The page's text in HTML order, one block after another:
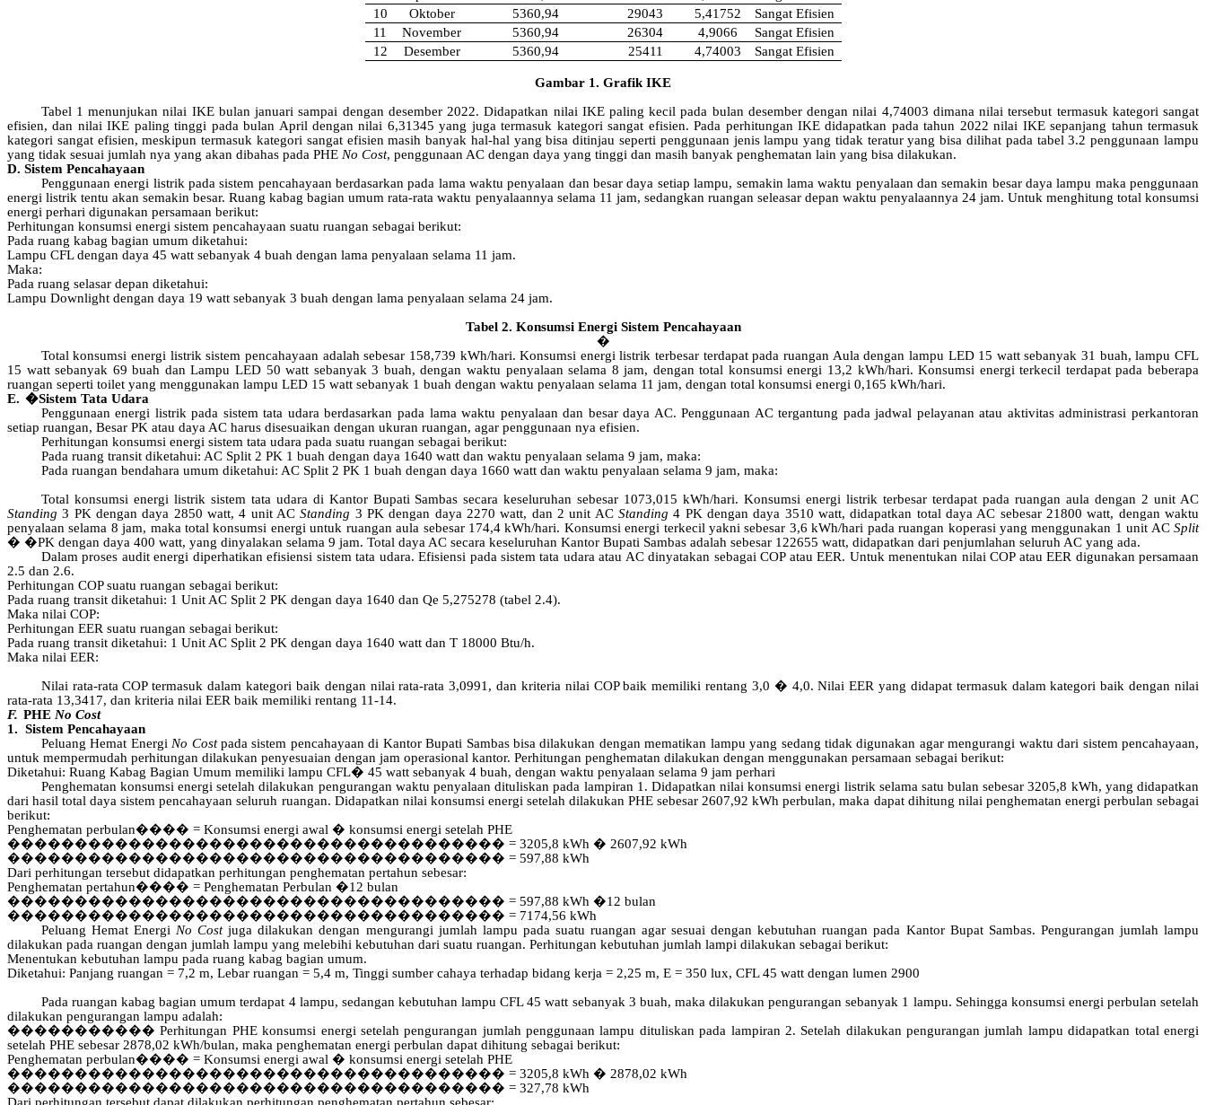
10
Oktober 5360,94 29043 5,41752 Sangat Efisien
11
November 5360,94 26304 4,9066 Sangat Efisien
12
Desember 5360,94 25411 4,74003 Sangat Efisien
Gambar 1. Grafik IKE
Tabel 1 menunjukan nilai IKE bulan januari sampai dengan desember 2022. Didapatkan nilai IKE paling kecil pada bulan desember dengan nilai 4,74003 dimana nilai tersebut termasuk kategori sangat
efisien, dan nilai IKE paling tinggi pada bulan April dengan nilai 6,31345 yang juga termasuk kategori sangat efisien. Pada perhitungan IKE didapatkan pada tahun 2022 nilai IKE sepanjang tahun termasuk
kategori sangat efisien, meskipun termasuk kategori sangat efisien masih banyak hal-hal yang bisa ditinjau seperti penggunaan jenis lampu yang tidak teratur yang bisa dilihat pada tabel 3.2 penggunaan lampu
yang tidak sesuai jumlah nya yang akan dibahas pada PHE No Cost, penggunaan AC dengan daya yang tinggi dan masih banyak penghematan lain yang bisa dilakukan.
D. Sistem Pencahayaan
Penggunaan energi listrik padasistem pencahayaan berdasarkan pada lamawaktu penyalaan danbesar daya setiaplampu, semakin lamawaktu penyalaan dansemakin besardayalampu maka penggunaan
energi listrik tentu akan semakin besar. Ruangkabag bagian umum rata-ratawaktu penyalaannya selama 11 jam, sedangkan ruangan seleasar depan waktu penyalaannya 24 jam.Untuk menghitung totalkonsumsi
energi perhari digunakan persamaan berikut:
Perhitungan konsumsi energi sistem pencahayaan suatu ruangan sebagai berikut:
Pada ruang kabag bagian umum diketahui:
Lampu CFL dengan daya 45 watt sebanyak 4 buah dengan lama penyalaan selama 11 jam.
Maka:
Pada ruang selasar depan diketahui:
Lampu Downlight dengan daya 19 watt sebanyak 3 buah dengan lama penyalaan selama 24 jam.
Tabel 2. Konsumsi Energi Sistem Pencahayaan
�
Total konsumsi energi listrik sistem pencahayaan adalah sebesar 158,739 kWh/hari. Konsumsi energi listrik terbesar terdapat pada ruangan Aula dengan lampu LED 15 watt sebanyak 31 buah, lampu CFL
15 watt sebanyak 69 buah dan Lampu LED 50 watt sebanyak 3 buah, dengan waktu penyalaan selama 8 jam, dengan total konsumsi energi 13,2 kWh/hari. Konsumsi energi terkecil terdapat pada beberapa
ruangan seperti toilet yang menggunakan lampu LED 15 watt sebanyak 1 buah dengan waktu penyalaan selama 11 jam, dengan total konsumsi energi 0,165 kWh/hari.
E. �Sistem Tata Udara
Penggunaan energi listrik pada sistem tata udara berdasarkan pada lama waktu penyalaan dan besar daya AC. Penggunaan AC tergantung pada jadwal pelayanan atau aktivitas administrasi perkantoran
setiap ruangan, Besar PK atau daya AC harus disesuaikan dengan ukuran ruangan, agar penggunaan nya efisien.
Perhitungan konsumsi energi sistem tata udara pada suatu ruangan sebagai berikut:
Pada ruang transit diketahui: AC Split 2 PK 1 buah dengan daya 1640 watt dan waktu penyalaan selama 9 jam, maka:
Pada ruangan bendahara umum diketahui: AC Split 2 PK 1 buah dengan daya 1660 watt dan waktu penyalaan selama 9 jam, maka:
Total konsumsi energi listrik sistem tata udara di Kantor Bupati Sambas secara keseluruhan sebesar 1073,015 kWh/hari. Konsumsi energi listrik terbesar terdapat pada ruangan aula dengan 2 unit AC
Standing 3 PK dengan daya 2850 watt, 4 unit ACStanding 3 PK dengan daya 2270 watt, dan 2 unit ACStanding 4 PK dengan daya 3510 watt, didapatkan total daya AC sebesar 21800 watt, dengan waktu
penyalaan selama 8 jam, maka total konsumsi energi untuk ruangan aula sebesar 174,4 kWh/hari. Konsumsi energi terkecil yakni sebesar 3,6 kWh/hari pada ruangan koperasi yang menggunakan 1 unit AC Split
� �PK dengan daya 400 watt, yang dinyalakan selama 9 jam. Total daya AC secara keseluruhan Kantor Bupati Sambas adalah sebesar 122655 watt, didapatkan dari penjumlahan seluruh AC yang ada.
Dalam proses audit energi diperhatikan efisiensi sistem tata udara. Efisiensi pada sistem tata udara atau AC dinyatakan sebagai COP atau EER. Untuk menentukan nilai COP atau EER digunakan persamaan
2.5 dan 2.6.
Perhitungan COP suatu ruangan sebagai berikut:
Pada ruang transit diketahui: 1 Unit AC Split 2 PK dengan daya 1640 dan Qe 5,275278 (tabel 2.4).
Maka nilai COP:
Perhitungan EER suatu ruangan sebagai berikut:
Pada ruang transit diketahui: 1 Unit AC Split 2 PK dengan daya 1640 watt dan T 18000 Btu/h.
Maka nilai EER:
Nilai rata-rata COP termasuk dalam kategori baik dengan nilai rata-rata 3,0991, dan kriteria nilai COP baik memiliki rentang 3,0 � 4,0. Nilai EER yang didapat termasuk dalam kategori baik dengan nilai
rata-rata 13,3417, dan kriteria nilai EER baik memiliki rentang 11-14.
F. PHE No Cost
1. Sistem Pencahayaan
Peluang Hemat Energi No Costpada sistem pencahayaan di Kantor Bupati Sambas bisa dilakukan dengan mematikan lampu yang sedang tidak digunakan agar mengurangi waktu dari sistem pencahayaan,
untuk mempermudah perhitungan dilakukan penyesuaian dengan jam operasional kantor. Perhitungan penghematan dilakukan dengan menggunakan persamaan sebagai berikut:
Diketahui: Ruang Kabag Bagian Umum memiliki lampu CFL� 45 watt sebanyak 4 buah, dengan waktu penyalaan selama 9 jam perhari
Penghematan konsumsi energi setelah dilakukan pengurangan waktu penyalaan dituliskan pada lampiran 1. Didapatkan nilai konsumsi energi listrik selama satu bulan sebesar 3205,8 kWh, yang didapatkan
dari hasil total daya sistem pencahayaan seluruh ruangan. Didapatkan nilai konsumsi energi setelah dilakukan PHE sebesar 2607,92 kWh perbulan, maka dapat dihitung nilai penghematan energi perbulan sebagai
berikut:
Penghematan perbulan���� = Konsumsi energi awal � konsumsi energi setelah PHE
������������������������������������� = 3205,8 kWh � 2607,92 kWh
������������������������������������� = 597,88 kWh
Dari perhitungan tersebut didapatkan perhitungan penghematan pertahun sebesar:
Penghematan pertahun���� = Penghematan Perbulan �12 bulan
������������������������������������� = 597,88 kWh �12 bulan
������������������������������������� = 7174,56 kWh
Peluang Hemat Energi No Costjuga dilakukan dengan mengurangi jumlah lampu pada suatu ruangan agar sesuai dengan kebutuhan ruangan pada Kantor Bupat Sambas. Pengurangan jumlah lampu
dilakukan pada ruangan dengan jumlah lampu yang melebihi kebutuhan dari suatu ruangan. Perhitungan kebutuhan jumlah lampi dilakukan sebagai berikut:
Menentukan kebutuhan lampu pada ruang kabag bagian umum.
Diketahui: Panjang ruangan = 7,2 m, Lebar ruangan = 5,4 m, Tinggi sumber cahaya terhadap bidang kerja = 2,25 m, E = 350 lux, CFL 45 watt dengan lumen 2900
Pada ruangan kabag bagian umum terdapat 4 lampu, sedangan kebutuhanlampu CFL45 watt sebanyak 3 buah, maka dilakukan pengurangan sebanyak 1 lampu. Sehingga konsumsi energi perbulan setelah
dilakukan pengurangan lampu adalah:
�����������Perhitungan PHE konsumsi energi setelah pengurangan jumlah penggunaan lampu dituliskan pada lampiran 2. Setelah dilakukan pengurangan jumlah lampu didapatkan total energi
setelah PHE sebesar 2878,02 kWh/bulan, maka penghematan energi perbulan dapat dihitung sebagai berikut:
Penghematan perbulan���� = Konsumsi energi awal � konsumsi energi setelah PHE
������������������������������������� = 3205,8 kWh � 2878,02 kWh
������������������������������������� = 327,78 kWh
Dari perhitungan tersebut dapat dilakukan perhitungan penghematan pertahun sebesar: